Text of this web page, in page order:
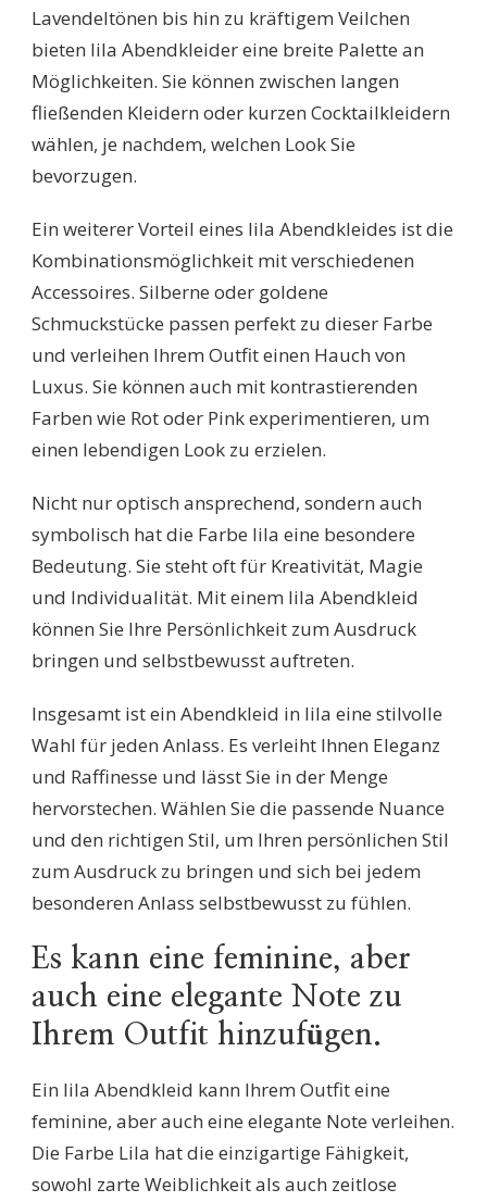
Lavendeltönen bis hin zu kräftigem Veilchen
bieten lila Abendkleider eine breite Palette an
Möglichkeiten. Sie können zwischen langen
fließenden Kleidern oder kurzen Cocktailkleidern
wählen, je nachdem, welchen Look Sie
bevorzugen.
Ein weiterer Vorteil eines lila Abendkleides ist die
Kombinationsmöglichkeit mit verschiedenen
Accessoires. Silberne oder goldene
Schmuckstücke passen perfekt zu dieser Farbe
und verleihen Ihrem Outfit einen Hauch von
Luxus. Sie können auch mit kontrastierenden
Farben wie Rot oder Pink experimentieren, um
einen lebendigen Look zu erzielen.
Nicht nur optisch ansprechend, sondern auch
symbolisch hat die Farbe lila eine besondere
Bedeutung. Sie steht oft für Kreativität, Magie
und Individualität. Mit einem lila Abendkleid
können Sie Ihre Persönlichkeit zum Ausdruck
bringen und selbstbewusst auftreten.
Insgesamt ist ein Abendkleid in lila eine stilvolle
Wahl für jeden Anlass. Es verleiht Ihnen Eleganz
und Raffinesse und lässt Sie in der Menge
hervorstechen. Wählen Sie die passende Nuance
und den richtigen Stil, um Ihren persönlichen Stil
zum Ausdruck zu bringen und sich bei jedem
besonderen Anlass selbstbewusst zu fühlen.
Es kann eine feminine, aber
auch eine elegante Note zu
Ihrem Outfit hinzufügen.
Ein lila Abendkleid kann Ihrem Outfit eine
feminine, aber auch eine elegante Note verleihen.
Die Farbe Lila hat die einzigartige Fähigkeit,
sowohl zarte Weiblichkeit als auch zeitlose